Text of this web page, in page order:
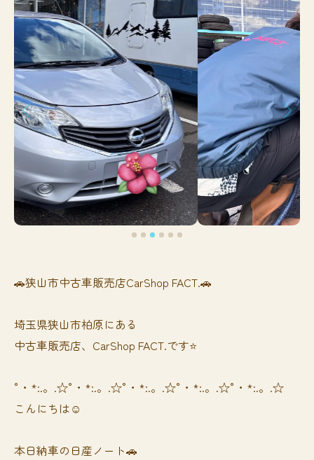
🚗狭山市中古車販売店CarShop FACT.🚗
埼玉県狭山市柏原にある
中古車販売店、CarShop FACT.です⭐️
°・*:.。.☆°・*:.。.☆°・*:.。.☆°・*:.。.☆°・*:.。.☆
こんにちは☺️
本日納車の日産ノート🚗